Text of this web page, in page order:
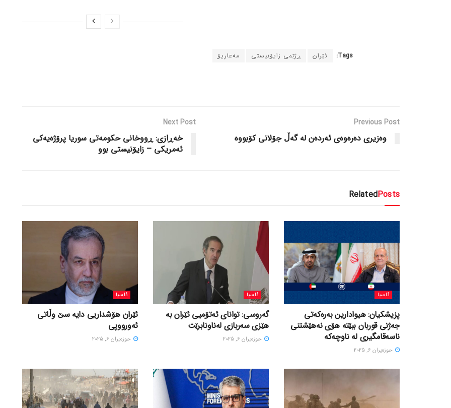
Tags: ئێران ڕژێمی زایۆنیستی مەعاریۆ
Previous Post
وەزیری دەرەوەی ئەردەن لە گەڵ جۆلانی کۆبووە
Next Post
خەڕازی: ڕووخانی حکومەتی سوریا پرۆژەیەکی
ئەمریکی – زایۆنیستی بوو
RelatedPosts
ئاسیا
پزیشکیان: هیوادارین بەرەکەتی
جەژنی قوربان ببێتە هۆی نەهێشتنی
ناسەقامگیری لە ناوچەکە
حوزه‌یران 6, 2025
ئاسیا
گەروسی: توانای ئەتۆمیی ئێران بە
هێزی سەربازی لەناونابرێت
حوزه‌یران 6, 2025
ئاسیا
ئێران هۆشداریی دایە سێ وڵاتی
ئەورووپی
حوزه‌یران 6, 2025